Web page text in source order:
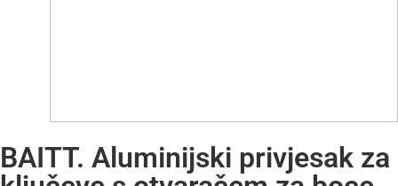
BAITT. Aluminijski privjesak za